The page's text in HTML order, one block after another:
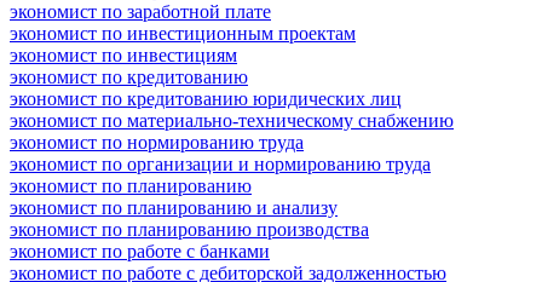
экономист по заработной плате
экономист по инвестиционным проектам
экономист по инвестициям
экономист по кредитованию
экономист по кредитованию юридических лиц
экономист по материально-техническому снабжению
экономист по нормированию труда
экономист по организации и нормированию труда
экономист по планированию
экономист по планированию и анализу
экономист по планированию производства
экономист по работе с банками
экономист по работе с дебиторской задолженностью